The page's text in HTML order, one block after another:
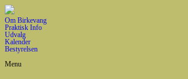
Om Birkevang
Praktisk Info
Udvalg
Kalender
Bestyrelsen
Menu